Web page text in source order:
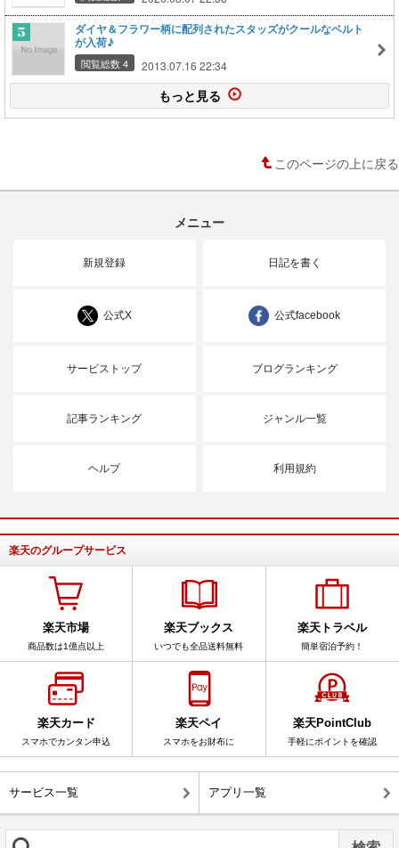
ダイヤ＆フラワー柄に配列されたスタッズがクールなベルト
が入荷♪
閲覧総数 4 2013.07.16 22:34
もっと見る
このページの上に戻る
メニュー
新規登録 日記を書く
公式X 公式facebook
サービストップ ブログランキング
記事ランキング ジャンル一覧
ヘルプ 利用規約
楽天のグループサービス
楽天市場
商品数は1億点以上
楽天ブックス
いつでも全品送料無料
楽天トラベル
簡単宿泊予約！
楽天カード
スマホでカンタン申込
楽天ペイ
スマホをお財布に
楽天PointClub
手軽にポイントを確認
サービス一覧 アプリ一覧